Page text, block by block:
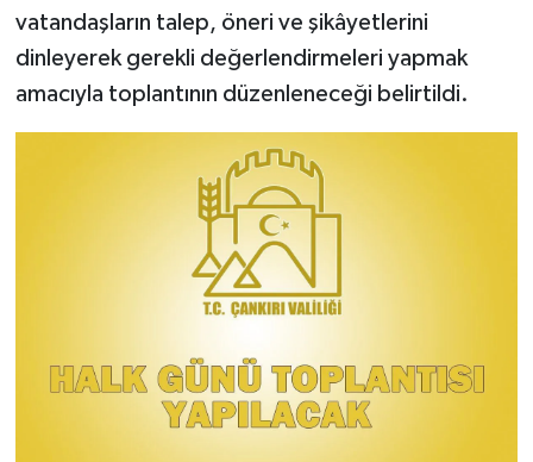
vatandaşların talep, öneri ve şikâyetlerini
dinleyerek gerekli değerlendirmeleri yapmak
amacıyla toplantının düzenleneceği belirtildi.